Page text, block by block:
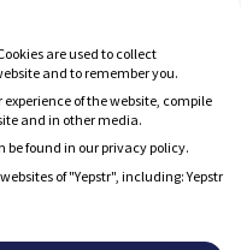
are used to collect
and to remember you.
of the website, compile
and in other media.
be found in our privacy policy.
of "Yepstr", including: Yepstr